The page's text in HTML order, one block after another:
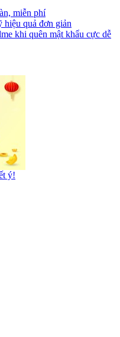
miễn phí
hiệu quả đơn giản
khi quên mật khẩu cực dễ
ý!